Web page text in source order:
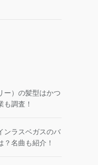
ー）の髪型はかつ
も調査！
ンラスベガスのバ
？名曲も紹介！